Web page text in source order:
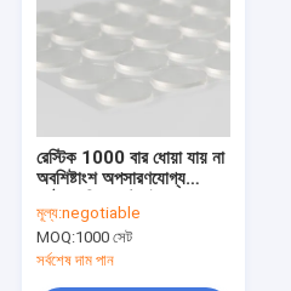
ভিডিও
VR প্রদর্শন
আমাদের সম্পর্কে
কারখানা ভ্রমণ
রেস্টিক 1000 বার ধোয়া যায় না
অবশিষ্টাংশ অপসারণযোগ্য
মূল্য:negotiable
MOQ:1000 সেট
সর্বশেষ দাম পান